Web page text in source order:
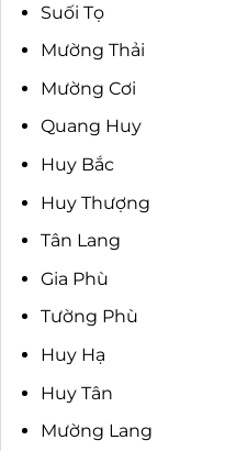
Suối Tọ
Mường Thải
Mường Cơi
Quang Huy
Huy Bắc
Huy Thượng
Tân Lang
Gia Phù
Tường Phù
Huy Hạ
Huy Tân
Mường Lang